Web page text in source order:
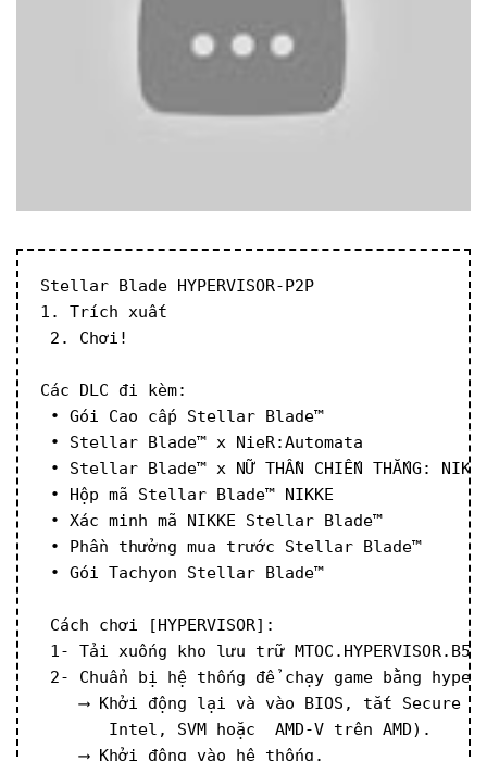
Stellar Blade HYPERVISOR-P2P
1. Trích xuất
2. Chơi!
Các DLC đi kèm:
• Gói Cao cấp Stellar Blade™
• Stellar Blade™ x NieR:Automata
• Stellar Blade™ x NỮ THẦN CHIẾN THẮNG:
• Hộp mã Stellar Blade™ NIKKE
• Xác minh mã NIKKE Stellar Blade™
• Phần thưởng mua trước Stellar Blade™
• Gói Tachyon Stellar Blade™
Cách chơi [HYPERVISOR]:
1- Tải xuống kho lưu trữ
2- Chuẩn bị hệ thống để chạy game bằng
⟶ Khởi động lại và vào BIOS, tắt Secure
Intel, SVM hoặc  AMD-V trên AMD).
⟶ Khởi động vào hệ thống.